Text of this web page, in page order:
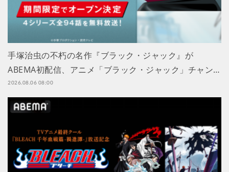
手塚治虫の不朽の名作『ブラック・ジャック』が
ABEMA初配信、アニメ「ブラック・ジャック」チャン…
2026.08.06 08:00